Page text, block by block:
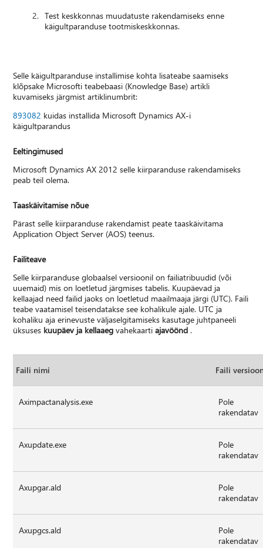
Test keskkonnas muudatuste rakendamiseks enne
käigultparanduse tootmiskeskkonnas.
Selle käigultparanduse installimise kohta lisateabe saamiseks
klõpsake Microsofti teabebaasi (Knowledge Base) artikli
kuvamiseks järgmist artiklinumbrit:
893082 kuidas installida Microsoft Dynamics AX-i
käigultparandus
Eeltingimused
Microsoft Dynamics AX 2012 selle kiirparanduse rakendamiseks
peab teil olema.
Taaskäivitamise nõue
Pärast selle kiirparanduse rakendamist peate taaskäivitama
Application Object Server (AOS) teenus.
Failiteave
Selle kiirparanduse globaalsel versioonil on failiatribuudid (või
uuemaid) mis on loetletud järgmises tabelis. Kuupäevad ja
kellaajad need failid jaoks on loetletud maailmaaja järgi (UTC). Faili
teabe vaatamisel teisendatakse see kohalikule ajale. UTC ja
kohaliku aja erinevuste väljaselgitamiseks kasutage juhtpaneeli
üksuses kuupäev ja kellaaeg vahekaartiajavöönd .
Faili nimi Faili
Aximpactanalysis.exe
Pole
rakendatav
Axupdate.exe
Pole
rakendatav
Axupgar.ald
Pole
rakendatav
Axupgcs.ald
Pole
rakendatav